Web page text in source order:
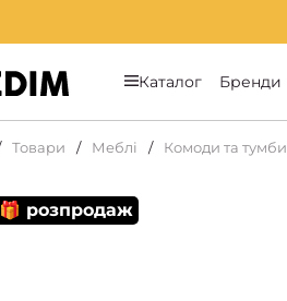
Каталог Бренди
Товари Меблі Комоди та тумби
🎁 розпродаж